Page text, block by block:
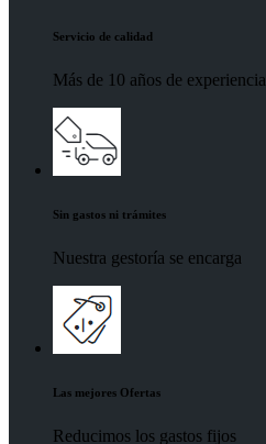
Servicio de calidad
Más de 10 años de experiencia
Sin gastos ni trámites
Nuestra gestoría se encarga
Las mejores Ofertas
Reducimos los gastos fijos